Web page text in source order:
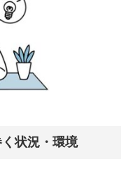
状況・環境